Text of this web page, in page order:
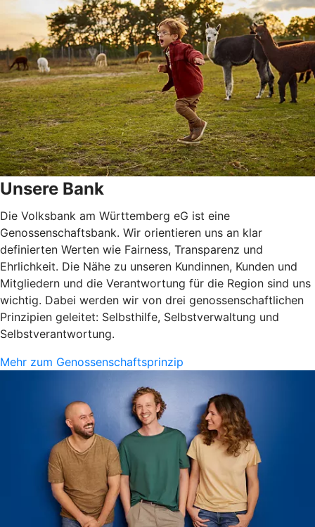
Unsere Bank
Die Volksbank am Württemberg eG ist eine
Genossenschaftsbank. Wir orientieren uns an klar
definierten Werten wie Fairness, Transparenz und
Ehrlichkeit. Die Nähe zu unseren Kundinnen, Kunden und
Mitgliedern und die Verantwortung für die Region sind uns
wichtig. Dabei werden wir von drei genossenschaftlichen
Prinzipien geleitet: Selbsthilfe, Selbstverwaltung und
Selbstverantwortung.
Mehr zum Genossenschaftsprinzip